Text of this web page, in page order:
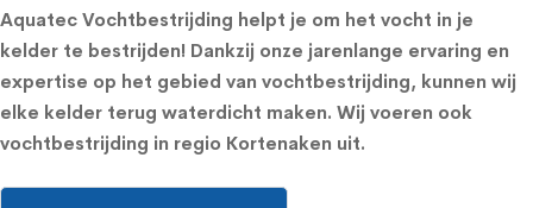
Aquatec Vochtbestrijding helpt je om het vocht in je
kelder te bestrijden! Dankzij onze jarenlange ervaring en
expertise op het gebied van vochtbestrijding, kunnen wij
elke kelder terug waterdicht maken. Wij voeren ook
vochtbestrijding in regio Kortenaken uit.